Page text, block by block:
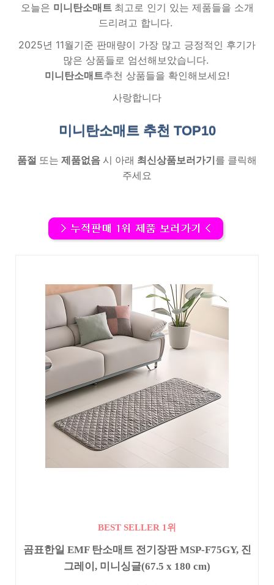
오늘은 미니탄소매트 최고로 인기 있는 제품들을 소개
드리려고 합니다.
2025년 11월기준 판매량이 가장 많고 긍정적인 후기가
많은 상품들로 엄선해보았습니다.
미니탄소매트추천 상품들을 확인해보세요!
사랑합니다
미니탄소매트 추천 TOP10
품절 또는 제품없음 시 아래 최신상품보러가기 를 클릭해
주세요
BEST SELLER 1위
곰표한일 EMF 탄소매트 전기장판 MSP-F75GY, 진
그레이, 미니싱글(67.5 x 180 cm)